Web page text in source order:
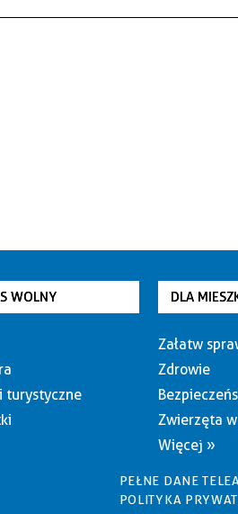
WOLNY
turystyczne
DLA
Załatw
Zdrowie
Zwierzęta
Więcej »
PEŁNE DANE
POLITYKA